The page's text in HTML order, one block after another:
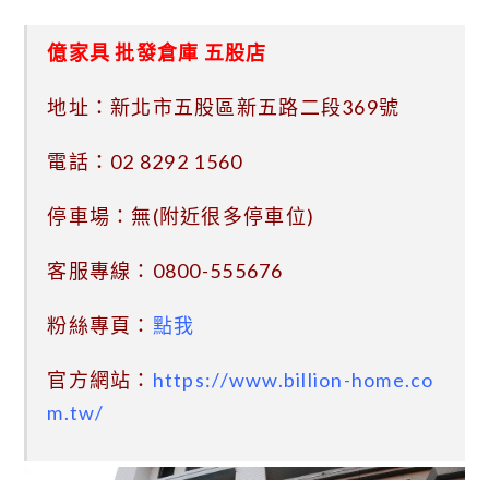
億家具 批發倉庫 五股店
地址：新北市五股區新五路二段369號
電話： 02 8292 1560
停車場：無(附近很多停車位)
客服專線：0800-555676
粉絲專頁： 點我
官方網站： https://www.billion-home.co
m.tw/